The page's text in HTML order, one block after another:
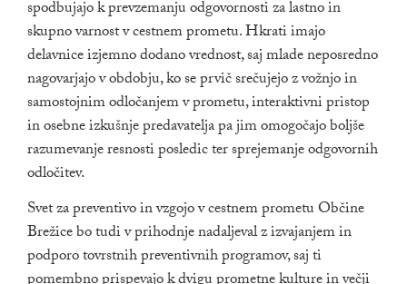
spodbujajo k prevzemanju odgovornosti za lastno in
skupno varnost v cestnem prometu. Hkrati imajo
delavnice izjemno dodano vrednost, saj mlade neposredno
nagovarjajo v obdobju, ko se prvič srečujejo z vožnjo in
samostojnim odločanjem v prometu, interaktivni pristop
in osebne izkušnje predavatelja pa jim omogočajo boljše
razumevanje resnosti posledic ter sprejemanje odgovornih
odločitev.
Svet za preventivo in vzgojo v cestnem prometu Občine
Brežice bo tudi v prihodnje nadaljeval z izvajanjem in
podporo tovrstnih preventivnih programov, saj ti